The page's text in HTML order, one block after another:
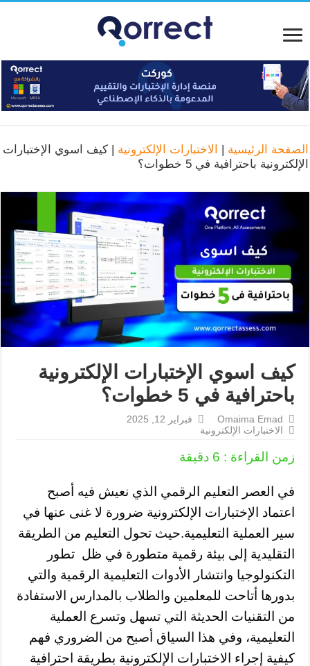
الصفحة الرئيسية | الاختبارات الإلكترونية |كيف اسوي الإختبارات
الإلكترونية باحترافية في 5 خطوات؟
كيف اسوي الإختبارات الإلكترونية
باحترافية في 5 خطوات؟
Omaima Emad
فبراير 12, 2025
الاختبارات الإلكترونية
زمن القراءة : 6 دقيقة
في العصر التعليم الرقمي الذي نعيش فيه أصبح
اعتماد الإختبارات الإلكترونية ضرورة لا غنى عنها في
سير العملية التعليمية.حيث تحول التعليم من الطريقة
التقليدية إلى بيئة رقمية متطورة في ظل تطور
التكنولوجيا وانتشار الأدوات التعليمية الرقمية والتي
بدورها أتاحت للمعلمين والطلاب بالمدارس الاستفادة
من التقنيات الحديثة التي تسهل وتسرع العملية
التعليمية، وفي هذا السياق أصبح من الضروري فهم
كيفية إجراء الاختبارات الإلكترونية بطريقة احترافية